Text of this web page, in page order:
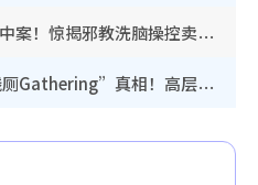
银行高管“沉船”爆案中案！惊揭邪教洗脑操控卖淫被吞600万，幕后黑手讲多错多
林芊妤亲解12年前“残厕Gathering”真相！高层解约一句话重创尊严，至今拒返TVB